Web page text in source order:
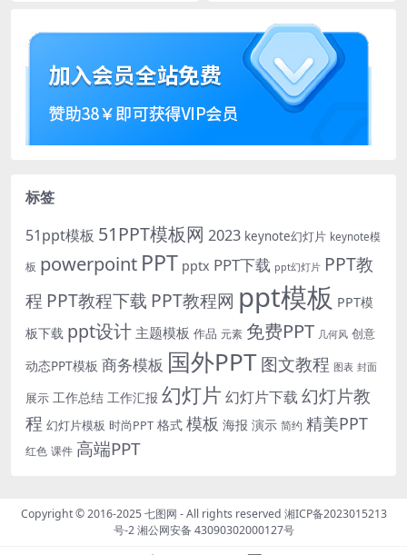
标签
51ppt模板 51PPT模板网 2023 keynote幻灯片 keynote模
板 powerpoint PPT pptx PPT下载 ppt幻灯片 PPT教
程 PPT教程下载 PPT教程网 ppt模板 PPT模
板下载 ppt设计 主题模板 作品 元素 免费PPT 几何风 创意
动态PPT模板 商务模板 国外PPT图文教程 图表 封面
展示 工作总结 工作汇报 幻灯片 幻灯片下载 幻灯片教
程 幻灯片模板 时尚PPT 格式 模板 海报 演示 简约 精美PPT
红色 课件 高端PPT
Copyright © 2016-2025七图网 - All rights reserved 湘ICP备2023015213
号-2湘公网安备 43090302000127号